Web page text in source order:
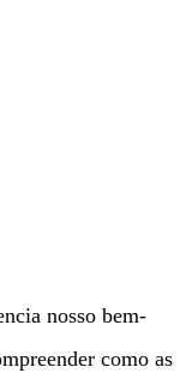
nosso bem-
como as